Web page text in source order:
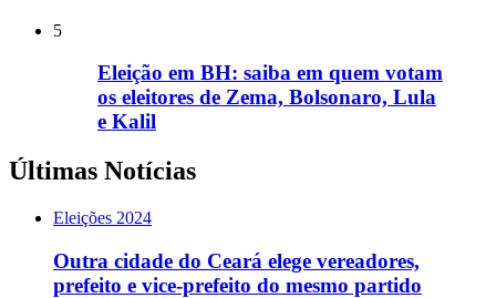
5
Eleição em BH: saiba em quem votam
os eleitores de Zema, Bolsonaro, Lula
e Kalil
Últimas Notícias
Eleições 2024
Outra cidade do Ceará elege vereadores,
prefeito e vice-prefeito do mesmo partido